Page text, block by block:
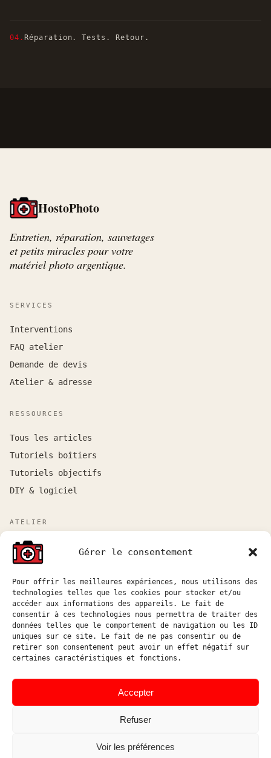
Gérer le consentement
Pour offrir les meilleures expériences, nous utilisons des
technologies telles que les cookies pour stocker et/ou
accéder aux informations des appareils. Le fait de
consentir à ces technologies nous permettra de traiter des
données telles que le comportement de navigation ou les ID
uniques sur ce site. Le fait de ne pas consentir ou de
retirer son consentement peut avoir un effet négatif sur
certaines caractéristiques et fonctions.
Accepter
Refuser
Voir les préférences
04. Réparation. Tests. Retour.
HostoPhoto
Entretien, réparation, sauvetages
et petits miracles pour votre
matériel photo argentique.
SERVICES
Interventions
FAQ atelier
Demande de devis
Atelier & adresse
RESSOURCES
Tous les articles
Tutoriels boîtiers
Tutoriels objectifs
DIY & logiciel
ATELIER
Atelier sur rendez-vous entre Marseille et Aix-en-
Provence.
atelier@hostophoto.fr
À propos de l’atelier
Déposer une demande de devis
Accéder au suivi atelier